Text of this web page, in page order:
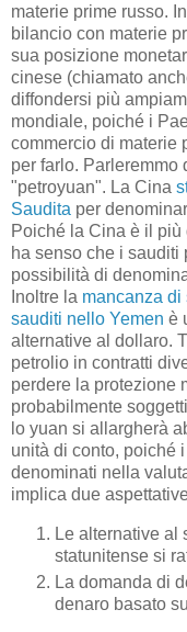
materie prime russo.
bilancio con materie
sua posizione
cinese (chiamato
diffondersi più
mondiale, poiché i
commercio di materie
per farlo.
"petroyuan". La Cina
Saudita per
Poiché la Cina è il
ha senso che i
possibilità di
Inoltre la mancanza di
sauditi nello Yemen è
alternative al dollaro.
petrolio in contratti
perdere la protezione
probabilmente
lo yuan si allargherà
unità di conto, poiché
denominati nella
implica due
Le alternative al
statunitense si
La domanda di
denaro basato